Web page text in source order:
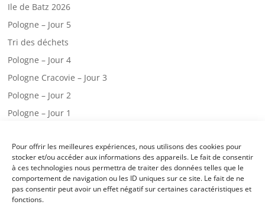
Pour offrir les meilleures expériences, nous utilisons des cookies pour
stocker et/ou accéder aux informations des appareils. Le fait de consentir
à ces technologies nous permettra de traiter des données telles que le
comportement de navigation ou les ID uniques sur ce site. Le fait de ne
pas consentir peut avoir un effet négatif sur certaines caractéristiques et
fonctions.
Ile de Batz 2026
Pologne – Jour 5
Tri des déchets
Pologne – Jour 4
Pologne Cracovie – Jour 3
Pologne – Jour 2
Pologne – Jour 1
Une visite chez les pompiers!
Classe de mer – jour 3
Classe de mer – jour 2